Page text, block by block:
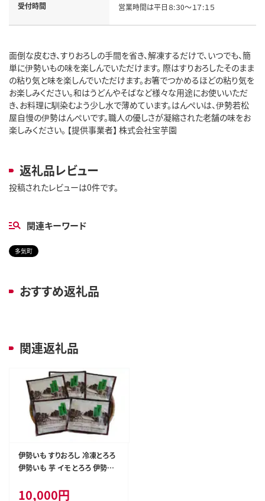
受付時間 営業時間は平日８:３0～１７:１５
面倒な皮むき、すりおろしの手間を省き、解凍するだけで、いつでも、簡
単に伊勢いもの味を楽しんでいただけます。 際はすりおろしたそのまま
の粘り気と味を楽しんでいただけます。お箸でつかめるほどの粘り気を
お楽しみください。和はうどんやそばなど様々な用途にお使いいただ
き、お料理に馴染むよう少し水で薄めています。はんぺいは、伊勢若松
屋自慢の伊勢はんぺいです。職人の優しさが凝縮された老舗の味をお
楽しみください。 【提供事業者】 株式会社宝芋園
返礼品レビュー
投稿されたレビューは0件です。
関連キーワード
多気町
おすすめ返礼品
関連返礼品
伊勢いも すりおろし 冷凍とろろ
伊勢いも 芋 イモ とろろ 伊勢芋
お手軽 とろろ汁 ご飯 そば つけ
10,000円